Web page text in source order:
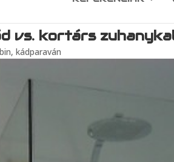
vs. kortárs
kádparaván